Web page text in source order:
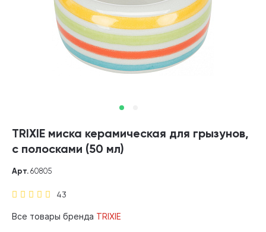
TRIXIE миска керамическая для грызунов,
с полосками (50 мл)
43
Арт. 60805
Все товары бренда TRIXIE